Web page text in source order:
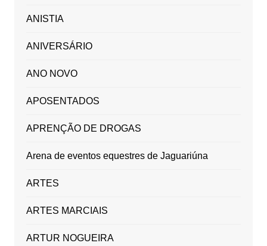
ANISTIA
ANIVERSÁRIO
ANO NOVO
APOSENTADOS
APRENÇÃO DE DROGAS
Arena de eventos equestres de Jaguariúna
ARTES
ARTES MARCIAIS
ARTUR NOGUEIRA